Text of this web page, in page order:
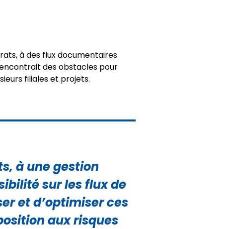
à des flux documentaires
des obstacles pour
filiales et projets.
à une gestion
sur les flux de
et d’optimiser ces
aux risques